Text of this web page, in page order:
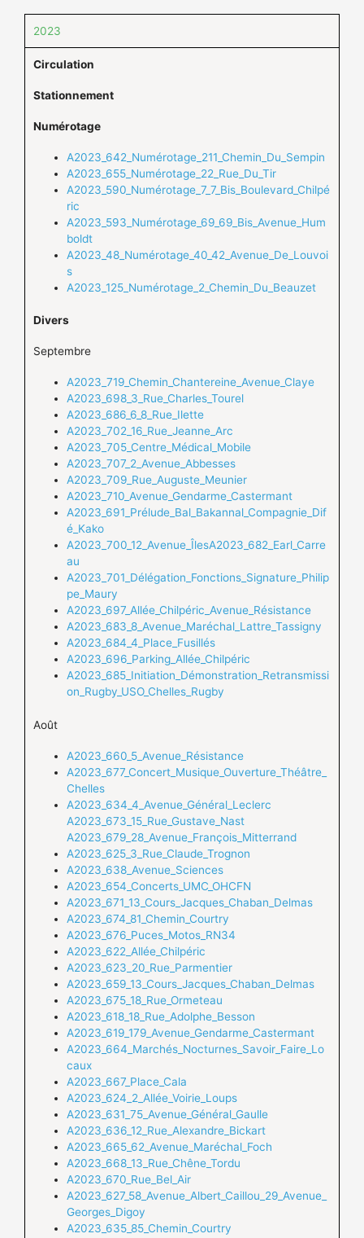
2023
Circulation
Stationnement
Numérotage
A2023_642_Numérotage_211_Chemin_Du_Sempin
A2023_655_Numérotage_22_Rue_Du_Tir
A2023_590_Numérotage_7_7_Bis_Boulevard_Chilpé
ric
A2023_593_Numérotage_69_69_Bis_Avenue_Hum
boldt
A2023_48_Numérotage_40_42_Avenue_De_Louvoi
s
A2023_125_Numérotage_2_Chemin_Du_Beauzet
Divers
Septembre
A2023_719_Chemin_Chantereine_Avenue_Claye
A2023_698_3_Rue_Charles_Tourel
A2023_686_6_8_Rue_Ilette
A2023_702_16_Rue_Jeanne_Arc
A2023_705_Centre_Médical_Mobile
A2023_707_2_Avenue_Abbesses
A2023_709_Rue_Auguste_Meunier
A2023_710_Avenue_Gendarme_Castermant
A2023_691_Prélude_Bal_Bakannal_Compagnie_Dif
é_Kako
A2023_700_12_Avenue_ÎlesA2023_682_Earl_Carre
au
A2023_701_Délégation_Fonctions_Signature_Philip
pe_Maury
A2023_697_Allée_Chilpéric_Avenue_Résistance
A2023_683_8_Avenue_Maréchal_Lattre_Tassigny
A2023_684_4_Place_Fusillés
A2023_696_Parking_Allée_Chilpéric
A2023_685_Initiation_Démonstration_Retransmissi
on_Rugby_USO_Chelles_Rugby
Août
A2023_660_5_Avenue_Résistance
A2023_677_Concert_Musique_Ouverture_Théâtre_
Chelles
A2023_634_4_Avenue_Général_Leclerc
A2023_673_15_Rue_Gustave_Nast
A2023_679_28_Avenue_François_Mitterrand
A2023_625_3_Rue_Claude_Trognon
A2023_638_Avenue_Sciences
A2023_654_Concerts_UMC_OHCFN
A2023_671_13_Cours_Jacques_Chaban_Delmas
A2023_674_81_Chemin_Courtry
A2023_676_Puces_Motos_RN34
A2023_622_Allée_Chilpéric
A2023_623_20_Rue_Parmentier
A2023_659_13_Cours_Jacques_Chaban_Delmas
A2023_675_18_Rue_Ormeteau
A2023_618_18_Rue_Adolphe_Besson
A2023_619_179_Avenue_Gendarme_Castermant
A2023_664_Marchés_Nocturnes_Savoir_Faire_Lo
caux
A2023_667_Place_Cala
A2023_624_2_Allée_Voirie_Loups
A2023_631_75_Avenue_Général_Gaulle
A2023_636_12_Rue_Alexandre_Bickart
A2023_665_62_Avenue_Maréchal_Foch
A2023_668_13_Rue_Chêne_Tordu
A2023_670_Rue_Bel_Air
A2023_627_58_Avenue_Albert_Caillou_29_Avenue_
Georges_Digoy
A2023_635_85_Chemin_Courtry